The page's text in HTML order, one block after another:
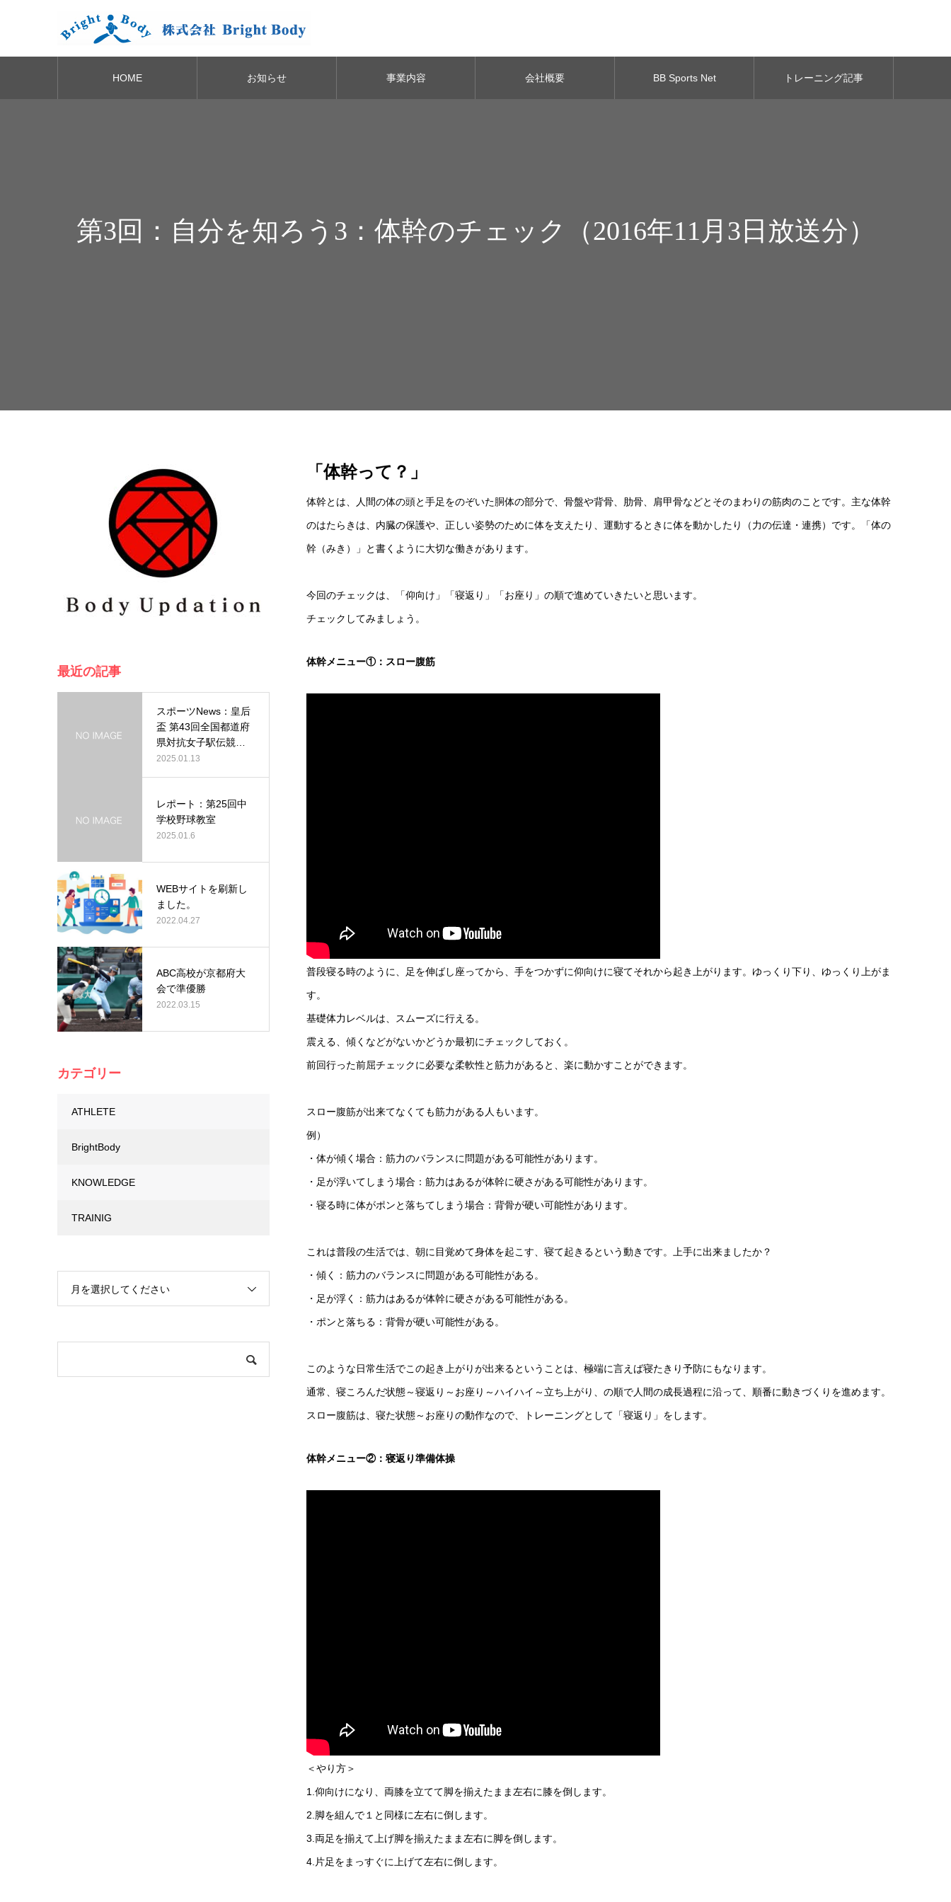
HOME お知らせ 事業内容 会社概要 BB Sports Net トレーニング記事
第3回：自分を知ろう3：体幹のチェック（2016年11月3日放送分）
「体幹って？ 」
体幹とは、人間の体の頭と手足をのぞいた胴体の部分で、骨盤や背骨、肋骨、肩甲骨などとそのまわりの筋肉のことです。主な体幹
のはたらきは、内臓の保護や、正しい姿勢のために体を支えたり、運動するときに体を動かしたり（力の伝達・連携）です。「体の
幹（みき）」と書くように大切な働きがあります。
今回のチェックは、「仰向け」「寝返り」「お座り」の順で進めていきたいと思います。
チェックしてみましょう。
体幹メニュー①：スロー腹筋
普段寝る時のように、足を伸ばし座ってから、手をつかずに仰向けに寝てそれから起き上がります。ゆっくり下り、ゆっくり上がま
す。
基礎体力レベルは、スムーズに行える。
震える、傾くなどがないかどうか最初にチェックしておく。
前回行った前屈チェックに必要な柔軟性と筋力があると、楽に動かすことができます。
スロー腹筋が出来てなくても筋力がある人もいます。
例）
・体が傾く場合：筋力のバランスに問題がある可能性があります。
・足が浮いてしまう場合：筋力はあるが体幹に硬さがある可能性があります。
・寝る時に体がポンと落ちてしまう場合：背骨が硬い可能性があります。
これは普段の生活では、朝に目覚めて身体を起こす、寝て起きるという動きです。上手に出来ましたか？
・傾く：筋力のバランスに問題がある可能性がある。
・足が浮く：筋力はあるが体幹に硬さがある可能性がある。
・ポンと落ちる：背骨が硬い可能性がある。
このような日常生活でこの起き上がりが出来るということは、極端に言えば寝たきり予防にもなります。
通常、寝ころんだ状態～寝返り～お座り～ハイハイ～立ち上がり、の順で人間の成長過程に沿って、順番に動きづくりを進めます。
スロー腹筋は、寝た状態～お座りの動作なので、トレーニングとして「寝返り」をします。
体幹メニュー②：寝返り準備体操
＜やり方＞
1.仰向けになり、両膝を立てて脚を揃えたまま左右に膝を倒します。
2.脚を組んで１と同様に左右に倒します。
3.両足を揃えて上げ脚を揃えたまま左右に脚を倒します。
4.片足をまっすぐに上げて左右に倒します。
最近の記事
スポーツNews：皇后
盃 第43回全国都道府
県対抗女子駅伝競走
大会…
2025.01.13
レポート：第25回中
学校野球教室
2025.01.6
WEBサイトを刷新し
ました。
2022.04.27
ABC高校が京都府大
会で準優勝
2022.03.15
カテゴリー
ATHLETE
BrightBody
KNOWLEDGE
TRAINIG
月を選択してください